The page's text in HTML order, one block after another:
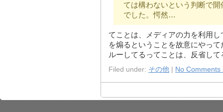
ては構わないという判断で
でした。愕然…
てことは、メディアの力を利用
を煽るということを故意にやっ
ルーしてるってことは、反省し
Filed under: その他 No Comments